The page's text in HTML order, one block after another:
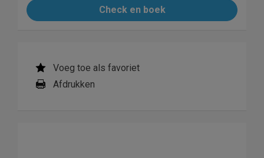
Check en boek
Voeg toe als favoriet
Afdrukken